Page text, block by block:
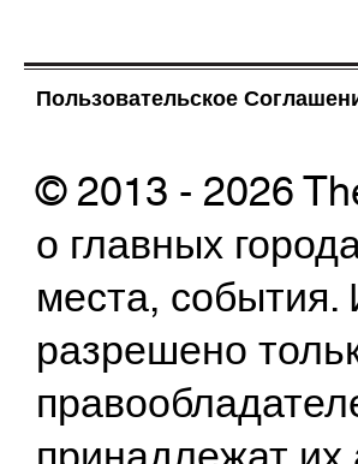
Пользовательское
© 2013 - 2026
о главных
места, события.
разрешено